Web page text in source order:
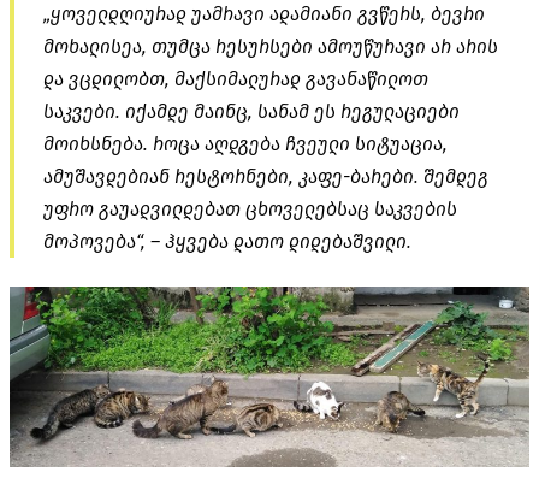
„ყოველდღიურად უამრავი ადამიანი გვწერს, ბევრი
მოხალისეა, თუმცა რესურსები ამოუწურავი არ არის
და ვცდილობთ, მაქსიმალურად გავანაწილოთ
საკვები. იქამდე მაინც, სანამ ეს რეგულაციები
მოიხსნება. როცა აღდგება ჩვეული სიტუაცია,
ამუშავდებიან რესტორნები, კაფე-ბარები. შემდეგ
უფრო გაუადვილდებათ ცხოველებსაც საკვების
მოპოვება“, – ჰყვება დათო დიდებაშვილი.